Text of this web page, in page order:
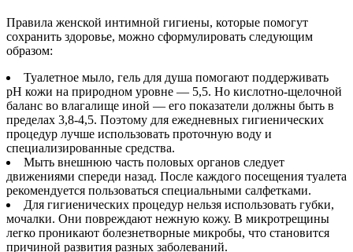
Правила женской интимной гигиены, которые помогут
сохранить здоровье, можно сформулировать следующим
образом:
Туалетное мыло, гель для душа помогают поддерживать
рН кожи на природном уровне — 5,5. Но кислотно-щелочной
баланс во влагалище иной — его показатели должны быть в
пределах 3,8-4,5. Поэтому для ежедневных гигиенических
процедур лучше использовать проточную воду и
специализированные средства.
Мыть внешнюю часть половых органов следует
движениями спереди назад. После каждого посещения туалета
рекомендуется пользоваться специальными салфетками.
Для гигиенических процедур нельзя использовать губки,
мочалки. Они повреждают нежную кожу. В микротрещины
легко проникают болезнетворные микробы, что становится
причиной развития разных заболеваний.